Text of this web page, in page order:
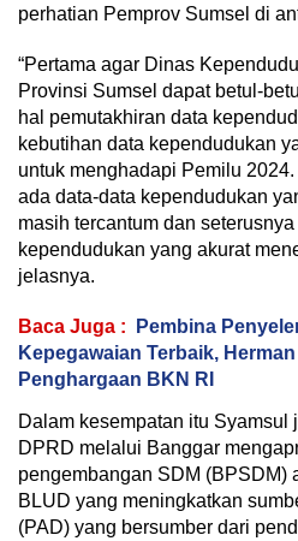
perhatian Pemprov Sumsel di
“Pertama agar Dinas
Provinsi Sumsel dapat betul-
hal pemutakhiran data
kebutihan data kependudukan
untuk menghadapi Pemilu
ada data-data kependudukan
masih tercantum dan
kependudukan yang akurat
jelasnya.
Baca Juga :
Pembina
Kepegawaian Terbaik,
Penghargaan BKN RI
Dalam kesempatan itu Syamsul
DPRD melalui Banggar
pengembangan SDM (BPSDM)
BLUD yang meningkatkan
(PAD) yang bersumber dari